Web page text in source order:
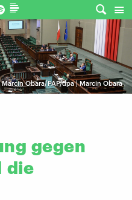
Obara/PAP/dpa | Marcin Obara
gegen
die